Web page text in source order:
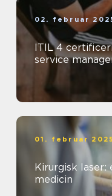
02. februar
ITIL 4
service
01. februar 2025
Kirurgisk laser:
medicin